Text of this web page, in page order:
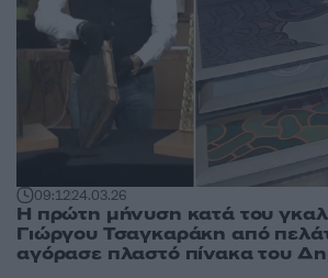
09:1224.03.26
Η πρώτη μήνυση κατά του
Γιώργου Τσαγκαράκη από
αγόρασε πλαστό πίνακα του